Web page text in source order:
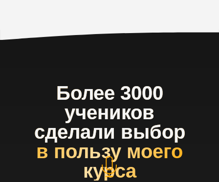
Более 3000
учеников
сделали выбор
в пользу моего
курса